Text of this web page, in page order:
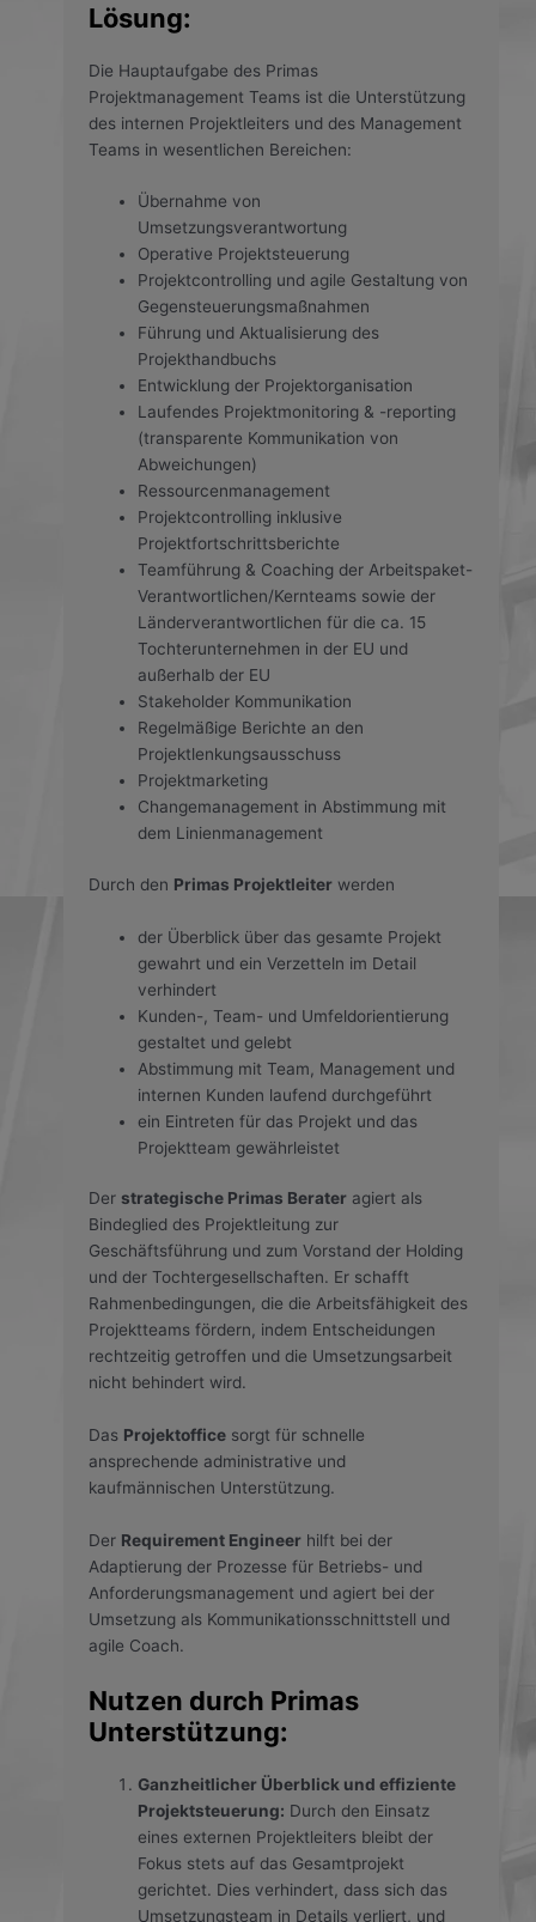
Lösung:
Die Hauptaufgabe des Primas
Projektmanagement Teams ist die Unterstützung
des internen Projektleiters und des Management
Teams in wesentlichen Bereichen:
Übernahme von
Umsetzungsverantwortung
Operative Projektsteuerung
Projektcontrolling und agile Gestaltung von
Gegensteuerungsmaßnahmen
Führung und Aktualisierung des
Projekthandbuchs
Entwicklung der Projektorganisation
Laufendes Projektmonitoring & -reporting
(transparente Kommunikation von
Abweichungen)
Ressourcenmanagement
Projektcontrolling inklusive
Projektfortschrittsberichte
Teamführung & Coaching der Arbeitspaket-
Verantwortlichen/Kernteams sowie der
Länderverantwortlichen für die ca. 15
Tochterunternehmen in der EU und
außerhalb der EU
Stakeholder Kommunikation
Regelmäßige Berichte an den
Projektlenkungsausschuss
Projektmarketing
Changemanagement in Abstimmung mit
dem Linienmanagement
Durch den Primas Projektleiter werden
der Überblick über das gesamte Projekt
gewahrt und ein Verzetteln im Detail
verhindert
Kunden-, Team- und Umfeldorientierung
gestaltet und gelebt
Abstimmung mit Team, Management und
internen Kunden laufend durchgeführt
ein Eintreten für das Projekt und das
Projektteam gewährleistet
Derstrategische Primas Berater agiert als
Bindeglied des Projektleitung zur
Geschäftsführung und zum Vorstand der Holding
und der Tochtergesellschaften. Er schafft
Rahmenbedingungen, die die Arbeitsfähigkeit des
Projektteams fördern, indem Entscheidungen
rechtzeitig getroffen und die Umsetzungsarbeit
nicht behindert wird.
Das Projektoffice sorgt für schnelle
ansprechende administrative und
kaufmännischen Unterstützung.
Der Requirement Engineer hilft bei der
Adaptierung der Prozesse für Betriebs- und
Anforderungsmanagement und agiert bei der
Umsetzung als Kommunikationsschnittstell und
agile Coach.
Nutzen durch Primas
Unterstützung:
Ganzheitlicher Überblick und effiziente
Projektsteuerung: Durch den Einsatz
eines externen Projektleiters bleibt der
Fokus stets auf das Gesamtprojekt
gerichtet. Dies verhindert, dass sich das
Umsetzungsteam in Details verliert, und